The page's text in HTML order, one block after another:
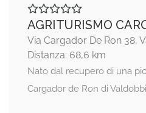
AGRITURISMO
Via Cargador De Ron 38,
Distanza: 68,6 km
Nato dal recupero di una
Cargador de Ron di